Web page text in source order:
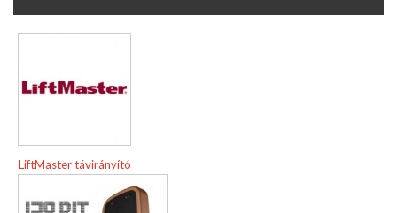
LiftMaster távirányító